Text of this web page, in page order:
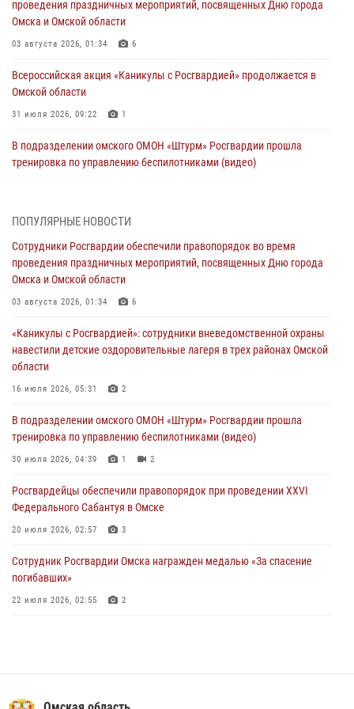
проведения праздничных мероприятий, посвященных Дню города
Омска и Омской области
03 августа 2026, 01:34 6
Всероссийская акция «Каникулы с Росгвардией» продолжается в
Омской области
31 июля 2026, 09:22 1
В подразделении омского ОМОН «Штурм» Росгвардии прошла
тренировка по управлению беспилотниками (видео)
Росгвардия обеспечила безопасность уникального передвижного
29 июля 2026, 01:49
Росгвардейцы приняли участие в крестном ходе в День крещения
Руси в Омске
При содействии спецназа Росгвардии пресечены нарушения
миграционного законодательства в Омске (видео)
27 июля 2026, 07:54
Росгвардия обеспечила правопорядок на концерте группы IOWA в
Омске
27 июля 2026, 01:42
ПОПУЛЯРНЫЕ НОВОСТИ
Сотрудники Росгвардии обеспечили правопорядок во время
проведения праздничных мероприятий, посвященных Дню города
Омска и Омской области
03 августа 2026, 01:34 6
«Каникулы с Росгвардией»: сотрудники вневедомственной охраны
навестили детские оздоровительные лагеря в трех районах Омской
области
16 июля 2026, 05:31 2
В подразделении омского ОМОН «Штурм» Росгвардии прошла
тренировка по управлению беспилотниками (видео)
30 июля 2026, 04:39 1 2
Росгвардейцы обеcпечили правопорядок при проведении XXVI
Федерального Сабантуя в Омске
20 июля 2026, 02:57 3
Сотрудник Росгвардии Омска награжден медалью «За спасение
погибавших»
22 июля 2026, 02:55 2
Cотрудники ОМОН "Штурм" Росгвардии отработали навыки